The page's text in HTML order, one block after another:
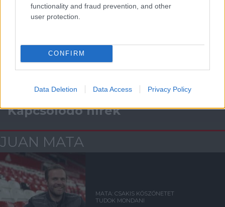
functionality and fraud prevention, and other
user protection.
CONFIRM
Data Deletion Data Access Privacy Policy
Kapcsolódó hírek
JUAN MATA
MATA: CSAKIS KÖSZÖNETET
TUDOK MONDANI